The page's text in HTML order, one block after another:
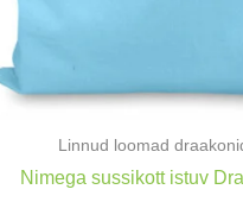
Linnud loomad
Nimega sussikott istuv